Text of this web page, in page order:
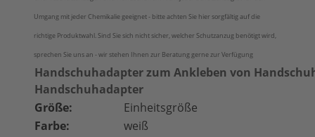
Umgang mit jeder Chemikalie geeignet - bitte achten Sie hier sorgfältig auf die
richtige Produktwahl. Sind Sie sich nicht sicher, welcher Schutzanzug benötigt wird,
sprechen Sie uns an - wir stehen Ihnen zur Beratung gerne zur Verfügung
Handschuhadapter zum Ankleben von
Handschuhadapter
Größe:
Einheitsgröße
Farbe:
weiß